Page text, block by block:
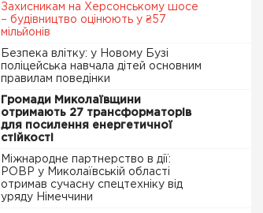
Захисникам на Херсонському шосе
– будівництво оцінюють у ₴57
мільйонів
Безпека влітку: у Новому Бузі
поліцейська навчала дітей основним
правилам поведінки
Громади Миколаївщини
отримають 27 трансформаторів
для посилення енергетичної
стійкості
Міжнародне партнерство в дії:
РОВР у Миколаївській області
отримав сучасну спецтехніку від
уряду Німеччини